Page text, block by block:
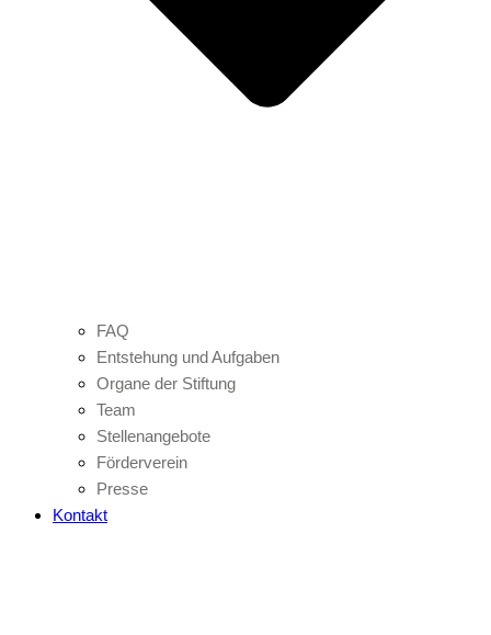
FAQ
Entstehung und Aufgaben
Organe der Stiftung
Team
Stellenangebote
Förderverein
Presse
Kontakt